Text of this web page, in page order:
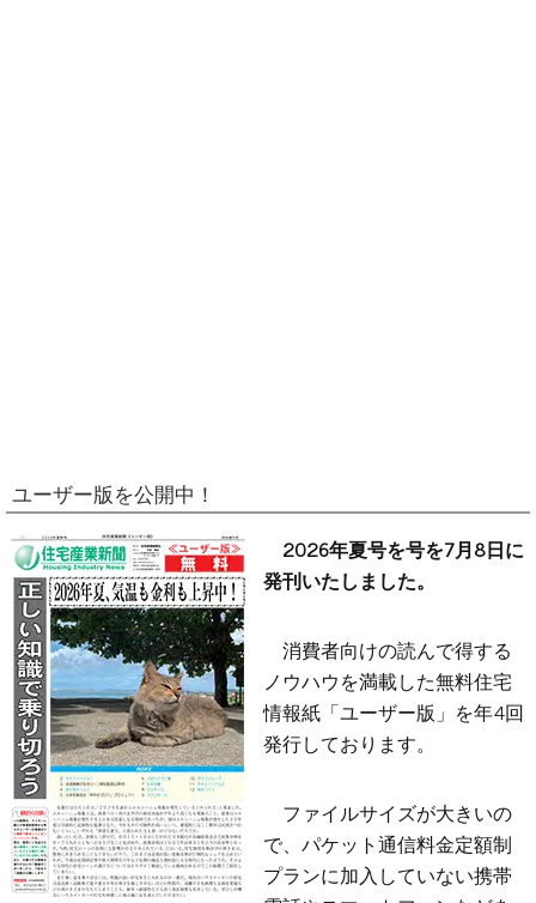
ユーザー版を公開中！
2026年夏号を号を7月8日に
発刊いたしました。
消費者向けの読んで得する
ノウハウを満載した無料住宅
情報紙「ユーザー版」を年4回
発行しております。
ファイルサイズが大きいの
で、パケット通信料金定額制
プランに加入していない携帯